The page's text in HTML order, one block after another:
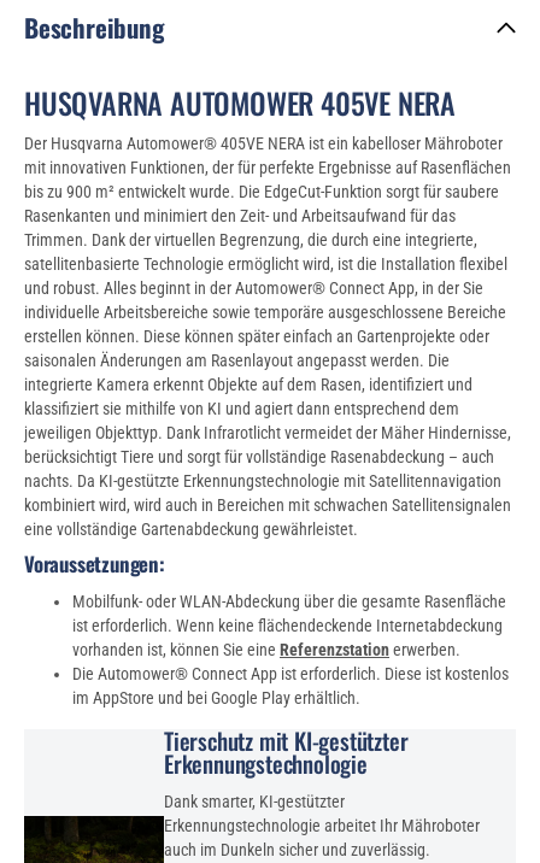
Beschreibung
HUSQVARNA AUTOMOWER 405VE NERA
Der Husqvarna Automower® 405VE NERA ist ein kabelloser Mähroboter
mit innovativen Funktionen, der für perfekte Ergebnisse auf Rasenflächen
bis zu 900 m² entwickelt wurde. Die EdgeCut-Funktion sorgt für saubere
Rasenkanten und minimiert den Zeit- und Arbeitsaufwand für das
Trimmen. Dank der virtuellen Begrenzung, die durch eine integrierte,
satellitenbasierte Technologie ermöglicht wird, ist die Installation flexibel
und robust. Alles beginnt in der Automower® Connect App, in der Sie
individuelle Arbeitsbereiche sowie temporäre ausgeschlossene Bereiche
erstellen können. Diese können später einfach an Gartenprojekte oder
saisonalen Änderungen am Rasenlayout angepasst werden. Die
integrierte Kamera erkennt Objekte auf dem Rasen, identifiziert und
klassifiziert sie mithilfe von KI und agiert dann entsprechend dem
jeweiligen Objekttyp. Dank Infrarotlicht vermeidet der Mäher Hindernisse,
berücksichtigt Tiere und sorgt für vollständige Rasenabdeckung – auch
nachts. Da KI-gestützte Erkennungstechnologie mit Satellitennavigation
kombiniert wird, wird auch in Bereichen mit schwachen Satellitensignalen
eine vollständige Gartenabdeckung gewährleistet.
Voraussetzungen:
Mobilfunk- oder WLAN-Abdeckung über die gesamte Rasenfläche
ist erforderlich. Wenn keine flächendeckende Internetabdeckung
vorhanden ist, können Sie eine Referenzstationerwerben.
Die Automower® Connect App ist erforderlich. Diese ist kostenlos
im AppStore und bei Google Play erhältlich.
Tierschutz mit KI-gestützter
Erkennungstechnologie
Dank smarter, KI-gestützter
Erkennungstechnologie arbeitet Ihr Mähroboter
auch im Dunkeln sicher und zuverlässig.